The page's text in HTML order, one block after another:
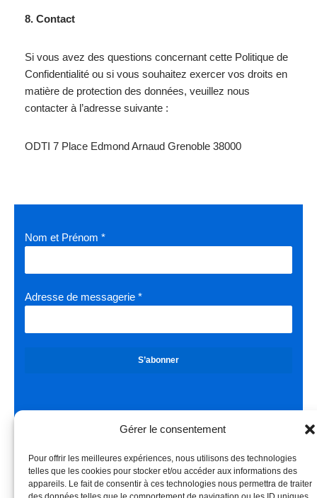
Gérer le consentement
Pour offrir les meilleures expériences, nous utilisons des technologies
telles que les cookies pour stocker et/ou accéder aux informations des
appareils. Le fait de consentir à ces technologies nous permettra de traiter
8. Contact
Si vous avez des questions concernant cette Politique de
Confidentialité ou si vous souhaitez exercer vos droits en
matière de protection des données, veuillez nous
contacter à l’adresse suivante :
ODTI 7 Place Edmond Arnaud Grenoble 38000
Nom et Prénom *
Adresse de messagerie *
S’abonner
Mentions légales
RGPD